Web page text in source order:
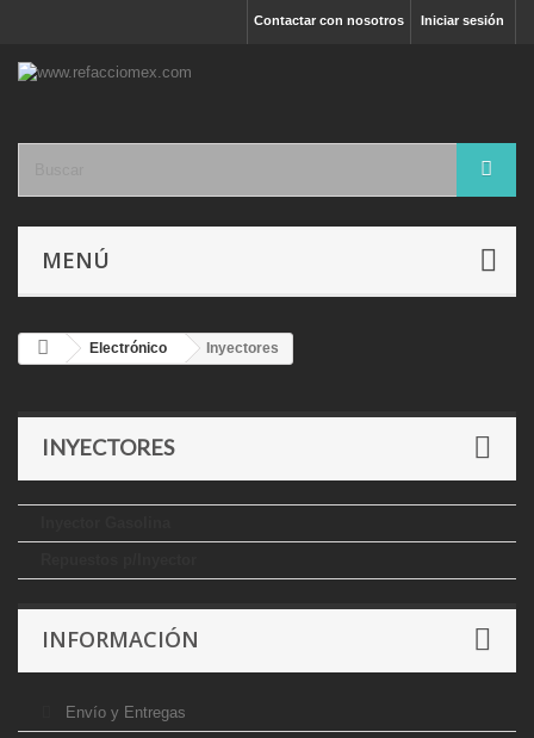
Iniciar sesión
Contactar con nosotros
MENÚ
Electrónico Inyectores
INYECTORES
INFORMACIÓN
Envío y Entregas